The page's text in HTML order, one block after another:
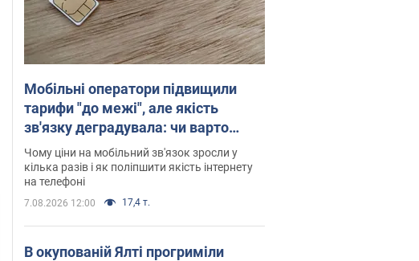
Мобільні оператори підвищили
тарифи "до межі", але якість
зв'язку деградувала: чи варто
скаржитись на ціни
Чому ціни на мобільний зв'язок зросли у
кілька разів і як поліпшити якість інтернету
на телефоні
7.08.2026 12:00 17,4 т.
В окупованій Ялті прогриміли